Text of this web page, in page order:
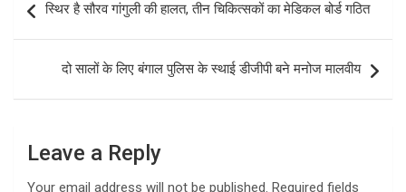
o
o
k
d
o
n
navigation
स्थिर है सौरव गांगुली की हालत, तीन चिकित्सकों का मेडिकल बोर्ड गठित
दो सालों के लिए बंगाल पुलिस के स्थाई डीजीपी बने मनोज मालवीय
Leave a Reply
Your email address will not be published. Required fields